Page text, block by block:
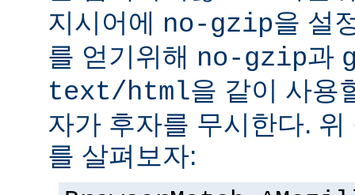
지시어에 no-gzip을 설
를 얻기위해 no-gzip과
text/html을 같이 사용
자가 후자를 무시한다.
를 살펴보자: